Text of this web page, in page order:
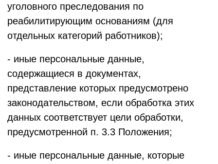
уголовного преследования по
реабилитирующим основаниям (для
отдельных категорий работников);
- иные персональные данные,
содержащиеся в документах,
представление которых предусмотрено
законодательством, если обработка этих
данных соответствует цели обработки,
предусмотренной п. 3.3 Положения;
- иные персональные данные, которые